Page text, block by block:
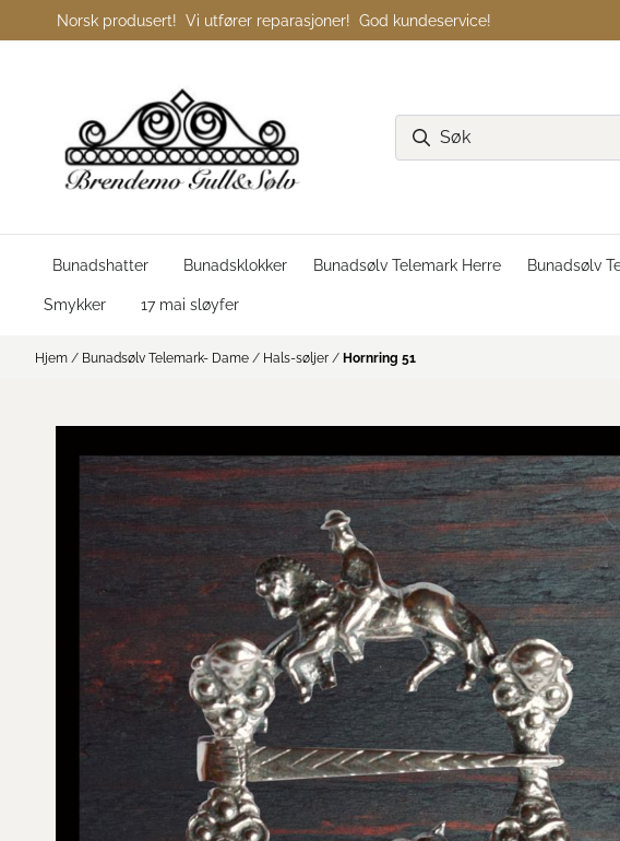
Hopp til innhold
Norsk produsert! Vi utfører reparasjoner! God kundeservice!
Bunadshatter Bunadsklokker Bunadsølv Telemark Herre Bunadsølv
Smykker 17 mai sløyfer
Hjem / Bunadsølv Telemark- Dame / Hals-søljer / Hornring 51